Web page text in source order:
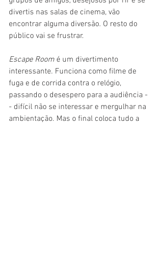
divertis nas salas de cinema, vão
encontrar alguma diversão. O resto do
público vai se frustrar.
Escape Room é um divertimento
interessante. Funciona como filme de
fuga e de corrida contra o relógio,
passando o desespero para a audiência -
- difícil não se interessar e mergulhar na
ambientação. Mas o final coloca tudo a